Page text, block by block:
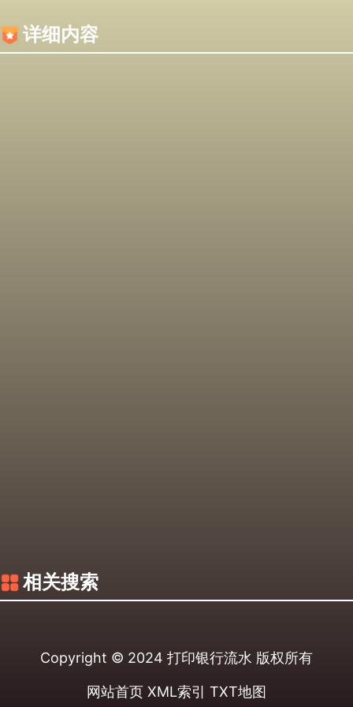
详细内容
相关搜索
Copyright © 2024 打印银行流水 版权所有
网站首页 XML索引 TXT地图